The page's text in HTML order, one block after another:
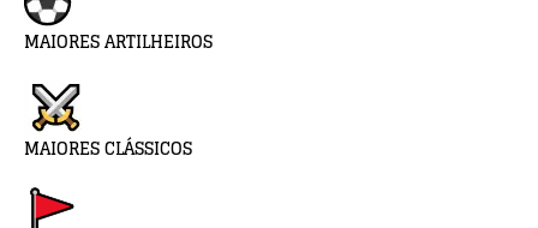
MAIORES ARTILHEIROS
MAIORES CLÁSSICOS